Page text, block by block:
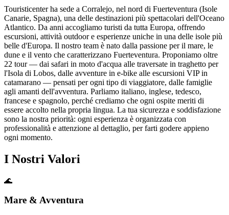
Touristicenter ha sede a Corralejo, nel nord di Fuerteventura (Isole
Canarie, Spagna), una delle destinazioni più spettacolari dell'Oceano
Atlantico. Da anni accogliamo turisti da tutta Europa, offrendo
escursioni, attività outdoor e esperienze uniche in una delle isole più
belle d'Europa. Il nostro team è nato dalla passione per il mare, le
dune e il vento che caratterizzano Fuerteventura. Proponiamo oltre
22 tour — dai safari in moto d'acqua alle traversate in traghetto per
l'Isola di Lobos, dalle avventure in e-bike alle escursioni VIP in
catamarano — pensati per ogni tipo di viaggiatore, dalle famiglie
agli amanti dell'avventura. Parliamo italiano, inglese, tedesco,
francese e spagnolo, perché crediamo che ogni ospite meriti di
essere accolto nella propria lingua. La tua sicurezza e soddisfazione
sono la nostra priorità: ogni esperienza è organizzata con
professionalità e attenzione al dettaglio, per farti godere appieno
ogni momento.
I Nostri Valori
🌊
Mare & Avventura